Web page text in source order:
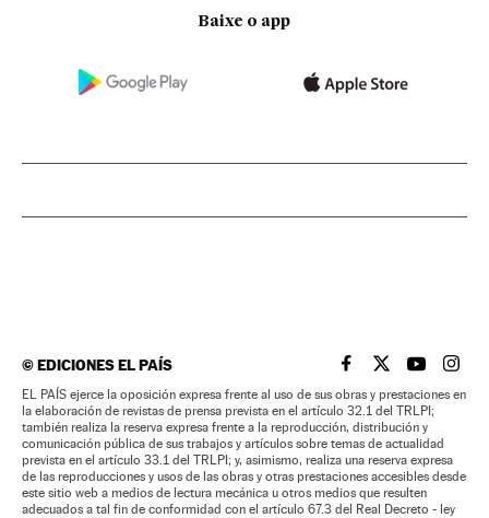
Baixe o app
©EDICIONES EL PAÍS EL PAÍS BRASIL EN
EL PAÍSEL PAÍS
EL
EL PAÍS ejerce la oposición expresa frente al uso de sus obras y prestaciones en
la elaboración de revistas de prensa prevista en el artículo 32.1 del TRLPI;
también realiza la reserva expresa frente a la reproducción, distribución y
comunicación pública de sus trabajos y artículos sobre temas de actualidad
prevista en el artículo 33.1 del TRLPI; y, asimismo, realiza una reserva expresa
de las reproducciones y usos de las obras y otras prestaciones accesibles desde
este sitio web a medios de lectura mecánica u otros medios que resulten
adecuados a tal fin de conformidad con el artículo 67.3 del Real Decreto - ley